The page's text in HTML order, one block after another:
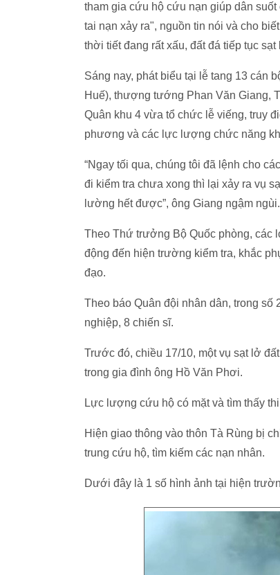
tham gia cứu hộ cứu nạn giúp dân
tai nạn xảy ra", nguồn tin nói và cho
thời tiết đang rất xấu, đất đá tiếp tục sạt
Sáng nay, phát biểu tại lễ tang 13 cán
Huế), thượng tướng Phan Văn Giang,
Quân khu 4 vừa tổ chức lễ viếng, truy
phương và các lực lượng chức năng
“Ngay tối qua, chúng tôi đã lệnh cho
đi kiểm tra chưa xong thì lại xảy ra vụ
lường hết được”, ông Giang ngậm ngùi.
Theo Thứ trưởng Bộ Quốc phòng, các
động đến hiện trường kiểm tra, khắc
đạo.
Theo báo Quân đội nhân dân, trong số
nghiệp, 8 chiến sĩ.
Trước đó, chiều 17/10, một vụ sạt lở
trong gia đình ông Hồ Văn Phơi.
Lực lượng cứu hộ có mặt và tìm thấy
Hiện giao thông vào thôn Tà Rùng bị
trung cứu hộ, tìm kiếm các nạn nhân.
Dưới đây là 1 số hình ảnh tại hiện